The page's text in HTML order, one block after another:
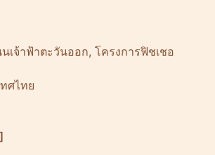
เจ้าฟ้าตะวันออก, โครงการฟิชเชอ
ศไทย